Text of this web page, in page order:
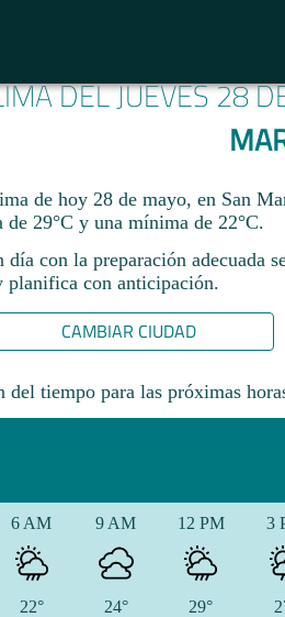
DEL JUEVES 28
de hoy 28 de mayo, en San
de 29°C y una mínima de 22°C.​
día con la preparación adecuada
planifica con anticipación.​
CAMBIAR CIUDAD
del tiempo para las próximas
6 AM
22°
9 AM
24°
12 PM
29°
3